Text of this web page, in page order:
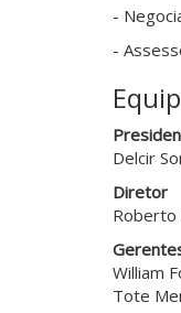
-
-
Delcir
Diretor
Roberto
William
Tote